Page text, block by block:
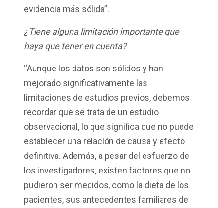
evidencia más sólida”.
¿Tiene alguna limitación importante que
haya que tener en cuenta?
“Aunque los datos son sólidos y han
mejorado significativamente las
limitaciones de estudios previos, debemos
recordar que se trata de un estudio
observacional, lo que significa que no puede
establecer una relación de causa y efecto
definitiva. Además, a pesar del esfuerzo de
los investigadores, existen factores que no
pudieron ser medidos, como la dieta de los
pacientes, sus antecedentes familiares de